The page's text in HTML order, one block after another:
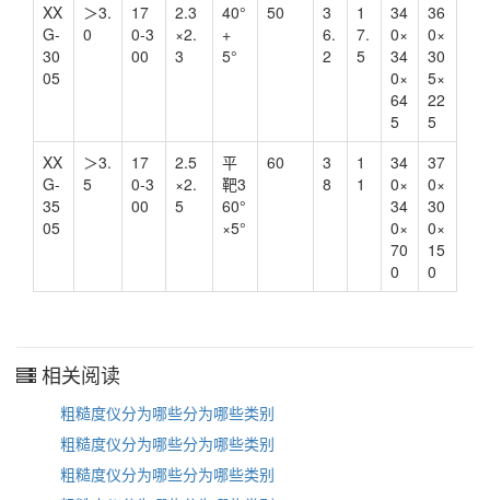
XX
G-
30
05
＞3.
0
17
0-3
00
2.3
×2.
3
40°
+
5°
50
3
6.
2
1
7.
5
34
0×
34
0×
64
5
36
0×
30
5×
22
5
XX
G-
35
05
＞3.
5
17
0-3
00
2.5
×2.
5
平
靶3
60°
×5°
60
3
8
1
1
34
0×
34
0×
70
0
37
0×
30
0×
15
0
相关阅读
粗糙度仪分为哪些分为哪些类别
粗糙度仪分为哪些分为哪些类别
粗糙度仪分为哪些分为哪些类别